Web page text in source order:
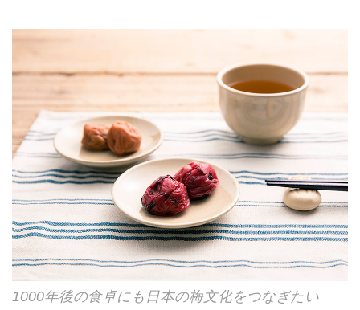
1000年後の食卓にも日本の梅文化をつなぎたい